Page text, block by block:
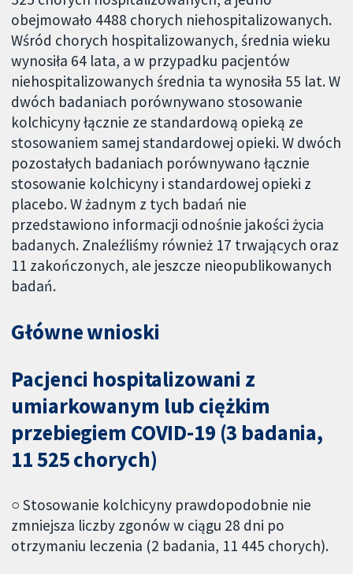
obejmowało 4488 chorych niehospitalizowanych.
Wśród chorych hospitalizowanych, średnia wieku
wynosiła 64 lata, a w przypadku pacjentów
niehospitalizowanych średnia ta wynosiła 55 lat. W
dwóch badaniach porównywano stosowanie
kolchicyny łącznie ze standardową opieką ze
stosowaniem samej standardowej opieki. W dwóch
pozostałych badaniach porównywano łącznie
stosowanie kolchicyny i standardowej opieki z
placebo. W żadnym z tych badań nie
przedstawiono informacji odnośnie jakości życia
badanych. Znaleźliśmy również 17 trwających oraz
11 zakończonych, ale jeszcze nieopublikowanych
badań.
Główne wnioski
Pacjenci hospitalizowani z
umiarkowanym lub ciężkim
przebiegiem COVID-19 (3 badania,
11 525 chorych)
○ Stosowanie kolchicyny prawdopodobnie nie
zmniejsza liczby zgonów w ciągu 28 dni po
otrzymaniu leczenia (2 badania, 11 445 chorych).